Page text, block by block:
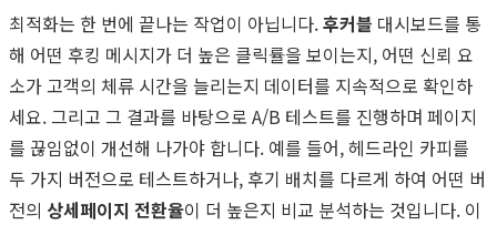
최적화는 한 번에 끝나는 작업이 아닙니다.후커블 대시보드를 통
해 어떤 후킹 메시지가 더 높은 클릭률을 보이는지, 어떤 신뢰 요
소가 고객의 체류 시간을 늘리는지 데이터를 지속적으로 확인하
세요. 그리고 그 결과를 바탕으로 A/B 테스트를 진행하며 페이지
를 끊임없이 개선해 나가야 합니다. 예를 들어, 헤드라인 카피를
두 가지 버전으로 테스트하거나, 후기 배치를 다르게 하여 어떤 버
전의 상세페이지 전환율이 더 높은지 비교 분석하는 것입니다. 이